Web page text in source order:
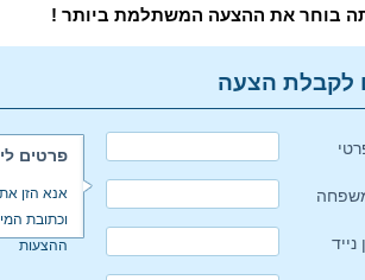
בוחר את ההצעה המשתלמת ביותר !
לקבלת הצעה
פרטים
אנא הזן
וכתובת
ההצעות
נייד